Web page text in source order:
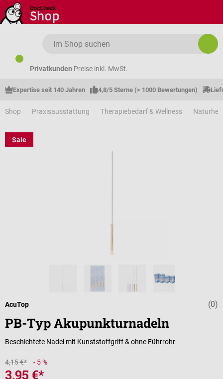
Zum Hauptinhalt springen
Privatkunden Preise inkl. MwSt.
Expertise seit 140 Jahren 4,8/5 Sterne (> 1000 Bewertungen)
Shop Praxisausstattung Therapiebedarf & Wellness
Sale
(0)
AcuTop
PB-Typ Akupunkturnadeln
Beschichtete Nadel mit Kunststoffgriff & ohne Führrohr
4,15 €* - 5 %
3,95 €*